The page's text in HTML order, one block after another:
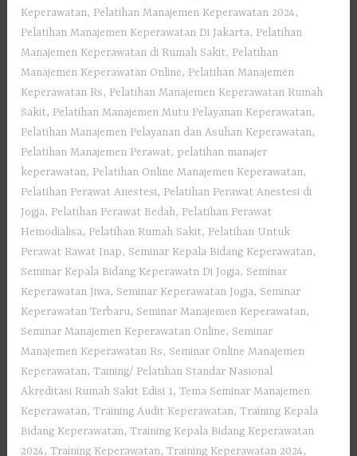
Keperawatan, Pelatihan Manajemen Keperawatan 2024,
Pelatihan Manajemen Keperawatan Di Jakarta, Pelatihan
Manajemen Keperawatan di Rumah Sakit, Pelatihan
Manajemen Keperawatan Online, Pelatihan Manajemen
Keperawatan Rs, Pelatihan Manajemen Keperawatan Rumah
Sakit, Pelatihan Manajemen Mutu Pelayanan Keperawatan,
Pelatihan Manajemen Pelayanan dan Asuhan Keperawatan,
Pelatihan Manajemen Perawat, pelatihan manajer
keperawatan, Pelatihan Online Manajemen Keperawatan,
Pelatihan Perawat Anestesi, Pelatihan Perawat Anestesi di
Jogja, Pelatihan Perawat Bedah, Pelatihan Perawat
Hemodialisa, Pelatihan Rumah Sakit‎, Pelatihan Untuk
Perawat Rawat Inap, Seminar Kepala Bidang Keperawatan,
Seminar Kepala Bidang Keperawatn Di Jogja, Seminar
Keperawatan Jiwa, Seminar Keperawatan Jogja, Seminar
Keperawatan Terbaru, Seminar Manajemen Keperawatan,
Seminar Manajemen Keperawatan Online, Seminar
Manajemen Keperawatan Rs, Seminar Online Manajemen
Keperawatan,Taining/ Pelatihan Standar Nasional
Akreditasi Rumah Sakit Edisi 1,Tema Seminar Manajemen
Keperawatan,Training Audit Keperawatan,Training Kepala
Bidang Keperawatan,Training Kepala Bidang Keperawatan
2024,Training Keperawatan,Training Keperawatan 2024,